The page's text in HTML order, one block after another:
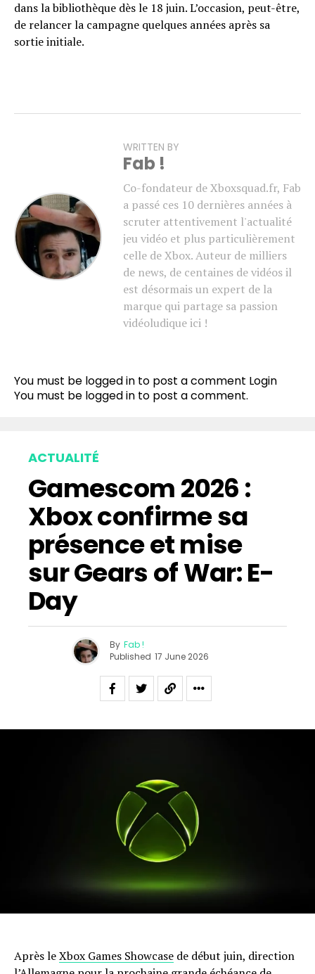
dans la bibliothèque dès le 18 juin. L’occasion, peut-être,
de relancer la campagne quelques années après sa
sortie initiale.
WRITTEN BY
Fab !
Co-fondateur de Xboxsquad.fr, Fab
a passé ces 10 dernières années à
scruter attentivement l'actualité
jeu vidéo et plus particulièrement
celle de Xbox. Auteur de milliers
de news, de centaines de vidéos il
est désormais un expert de la
marque qui partage sa passion
vidéoludique ici !
You must be logged in to post a comment Login
You must be logged in to post a comment.
ACTUALITÉ
Gamescom 2026 :
Xbox confirme sa
présence et mise
sur Gears of War: E-
Day
By Fab !
Published 17 June 2026
Après leXbox Games Showcase de début juin, direction